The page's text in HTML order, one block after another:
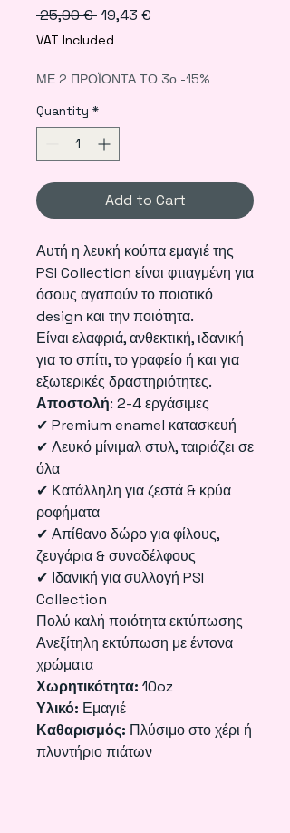
25,90 € Regular
Price
19,43 €
VAT Included
ΜΕ 2 ΠΡΟΪΟΝΤΑ ΤΟ 3ο -15%
Quantity *
Add to Cart
Αυτή η λευκή κούπα εμαγιέ της
PSI Collection είναι φτιαγμένη για
όσους αγαπούν το ποιοτικό
design και την ποιότητα.
Είναι ελαφριά, ανθεκτική, ιδανική
για το σπίτι, το γραφείο ή και για
εξωτερικές δραστηριότητες.
Αποστολή: 2-4 εργάσιμες
✔ Premium enamel κατασκευή
✔ Λευκό μίνιμαλ στυλ, ταιριάζει σε
όλα
✔ Κατάλληλη για ζεστά & κρύα
ροφήματα
✔ Απίθανο δώρο για φίλους,
ζευγάρια & συναδέλφους
✔ Ιδανική για συλλογή PSI
Collection
Πολύ καλή ποιότητα εκτύπωσης
Ανεξίτηλη εκτύπωση με έντονα
χρώματα
Χωρητικότητα: 10oz
Υλικό: Εμαγιέ
Καθαρισμός: Πλύσιμο στο χέρι ή
πλυντήριο πιάτων